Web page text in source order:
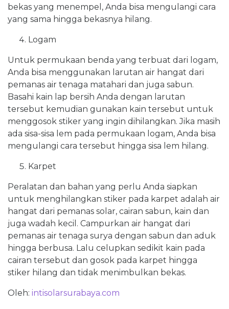
bekas yang menempel, Anda bisa mengulangi cara
yang sama hingga bekasnya hilang.
Logam
Untuk permukaan benda yang terbuat dari logam,
Anda bisa menggunakan larutan air hangat dari
pemanas air tenaga matahari dan juga sabun.
Basahi kain lap bersih Anda dengan larutan
tersebut kemudian gunakan kain tersebut untuk
menggosok stiker yang ingin dihilangkan. Jika masih
ada sisa-sisa lem pada permukaan logam, Anda bisa
mengulangi cara tersebut hingga sisa lem hilang.
Karpet
Peralatan dan bahan yang perlu Anda siapkan
untuk menghilangkan stiker pada karpet adalah air
hangat dari pemanas solar, cairan sabun, kain dan
juga wadah kecil. Campurkan air hangat dari
pemanas air tenaga surya dengan sabun dan aduk
hingga berbusa. Lalu celupkan sedikit kain pada
cairan tersebut dan gosok pada karpet hingga
stiker hilang dan tidak menimbulkan bekas.
Oleh: intisolarsurabaya.com